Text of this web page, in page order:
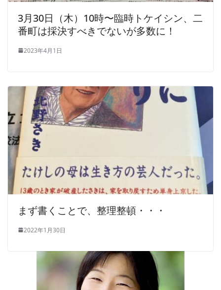
3月30日（木）10時〜臨時トケイシン、二
番町は採決すべきでないが多数に！
2023年4月1日
まず書くことで、整理整頓・・・
2022年1月30日